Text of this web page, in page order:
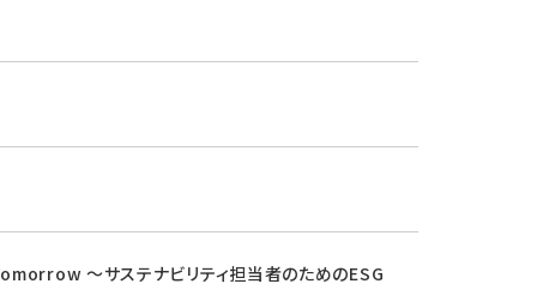
～サステナビリティ担当者のためのESG